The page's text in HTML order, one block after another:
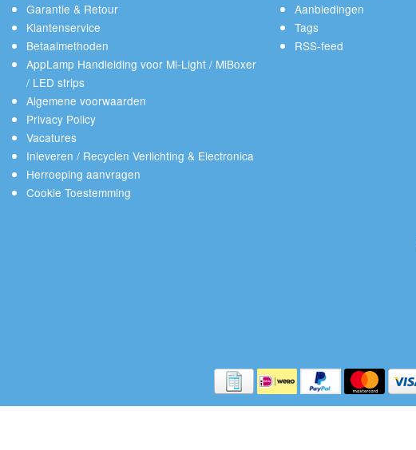
Garantie & Retour
Klantenservice
Betaalmethoden
AppLamp Handleiding voor Mi-Light / MiBoxer
/ LED strips
Algemene voorwaarden
Privacy Policy
Vacatures
Inleveren / Recyclen Verlichting & Electronica
Herroeping aanvragen
Cookie Toestemming
Aanbiedingen
Tags
RSS-feed